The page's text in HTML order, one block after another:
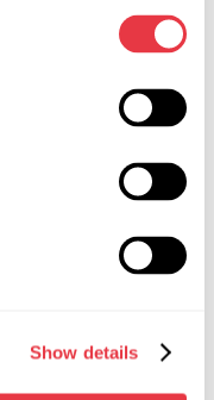
Show details
especificaciones del
de caudal y